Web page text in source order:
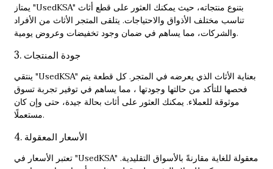
يمتاز "UsedKSA" بتنوع منتجاته، حيث يمكنك العثور على قطع أثاث
تناسب مختلف الأذواق والاحتياجات. يتلقى المتجر الأثاث من الأفراد
والشركات، مما يساهم في ضمان وجود تخفيضات وعروض يومية.
3. جودة المنتجات
ينتقي "UsedKSA" بعناية الأثاث الذي يعرضه في المتجر. كل قطعة يتم
فحصها للتأكد من حالتها وجودتها ، مما يساهم في توفير تجربة تسوق
موثوقة للعملاء. يمكنك العثور على أثاث بحالة جيدة، حتى وإن كان
مستعملًا.
4. الأسعار المعقولة
تعتبر الأسعار في "UsedKSA" معقولة للغاية مقارنةً بالأسواق التقليدية.